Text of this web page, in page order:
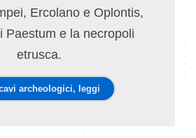
Ercolano e Oplontis,
Paestum e la necropoli
etrusca.
archeologici, leggi